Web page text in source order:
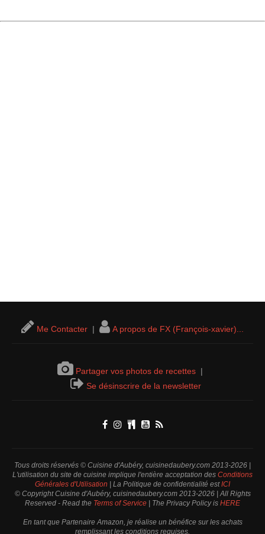
Me Contacter | A propos de FX (François-xavier)...
Partager vos photos de recettes |
Se désinscrire de la newsletter
Tous droits réservés © Cuisine d'Aubéry, cuisinedaubery.com 2013-2026 |
L'utilisation du site de cuisine implique l'entière acceptation des Conditions
Générales d'Utilisation | La Politique de confidentialité estICI
© Copyright Cuisine d'Aubéry, cuisinedaubery.com 2013-2026 | All Rights
Reserved - Read the Terms of Service | The Privacy Policy is HERE
En tant que Partenaire Amazon, je réalise un bénéfice sur les achats
remplissant les conditions requises.